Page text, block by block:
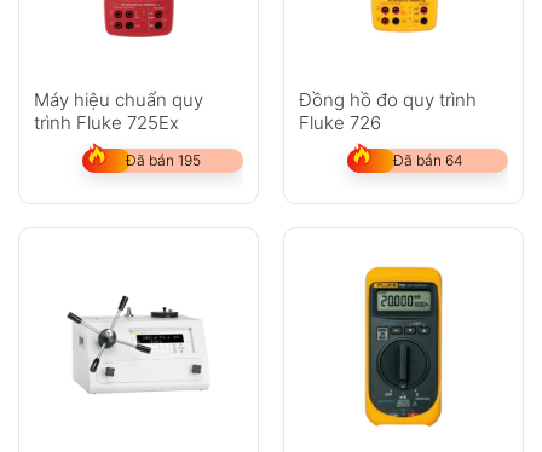
Máy hiệu chuẩn quy
trình Fluke 725Ex
Đã bán 195
Đồng hồ đo quy trình
Fluke 726
Đã bán 64